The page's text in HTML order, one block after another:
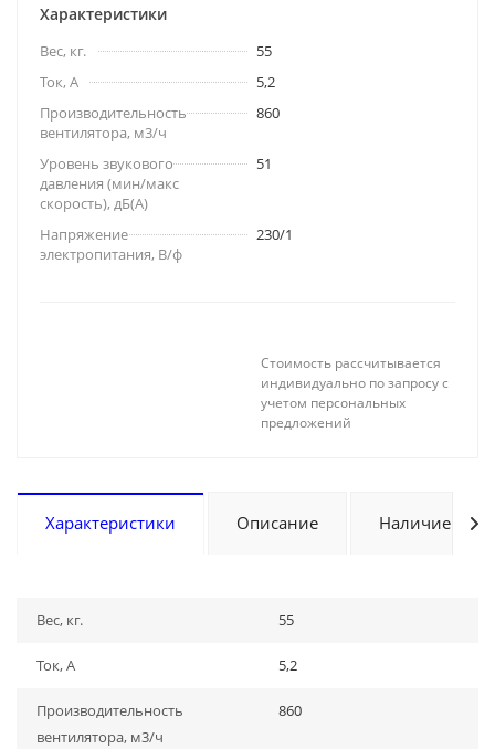
Характеристики
Вес, кг.
55
Ток, А
5,2
Производительность
вентилятора, м3/ч
860
Уровень звукового
давления (мин/макс
скорость), дБ(A)
51
Напряжение
электропитания, В/ф
230/1
Стоимость рассчитывается
индивидуально по запросу с
учетом персональных
предложений
Характеристики Описание Наличие
Вес, кг. 55
Ток, А 5,2
Производительность
вентилятора, м3/ч
860